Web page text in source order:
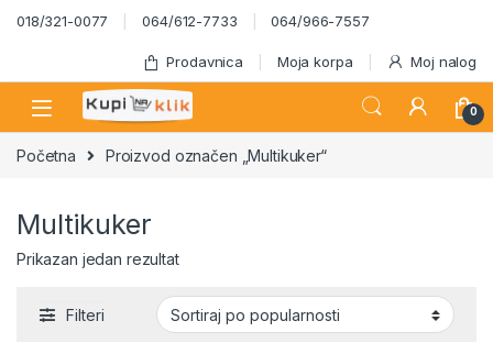
Skip to navigation
Skip to content
018/321-0077 064/612-7733 064/966-7557
Prodavnica Moja korpa Moj nalog
0
Početna Proizvod označen „Multikuker“
Multikuker
Prikazan jedan rezultat
Filteri